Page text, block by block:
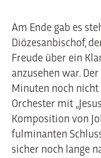
Am Ende gab es
Diözesanbischof,
Freude über ein
anzusehen war.
Minuten noch nicht
Orchester mit
Komposition von
fulminanten
sicher noch lange